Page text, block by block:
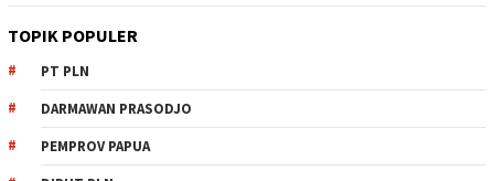
TOPIK POPULER
PT PLN
DARMAWAN PRASODJO
PEMPROV PAPUA